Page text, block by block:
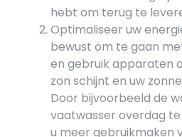
hebt om terug te
Optimaliseer uw
bewust om te gaan
en gebruik apparaten
zon schijnt en uw
Door bijvoorbeeld de
vaatwasser overdag
u meer gebruikmaken